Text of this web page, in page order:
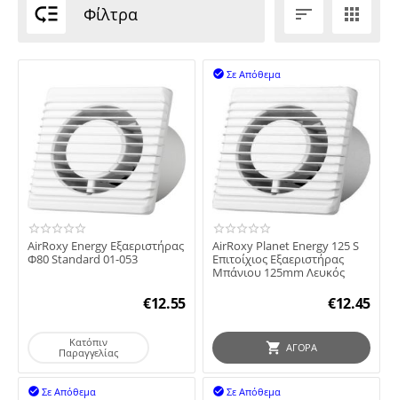
 Φίλτρα  
AirRoxy Energy Εξαεριστήρας
Φ80 Standard 01-053
€12.55
Κατόπιν
Παραγγελίας
Σε Απόθεμα

AirRoxy Planet Energy 125 S
Επιτοίχιος Εξαεριστήρας
Μπάνιου 125mm Λευκός
€12.45
ΑΓΟΡΆ
Σε Απόθεμα
 Σε Απόθεμα
